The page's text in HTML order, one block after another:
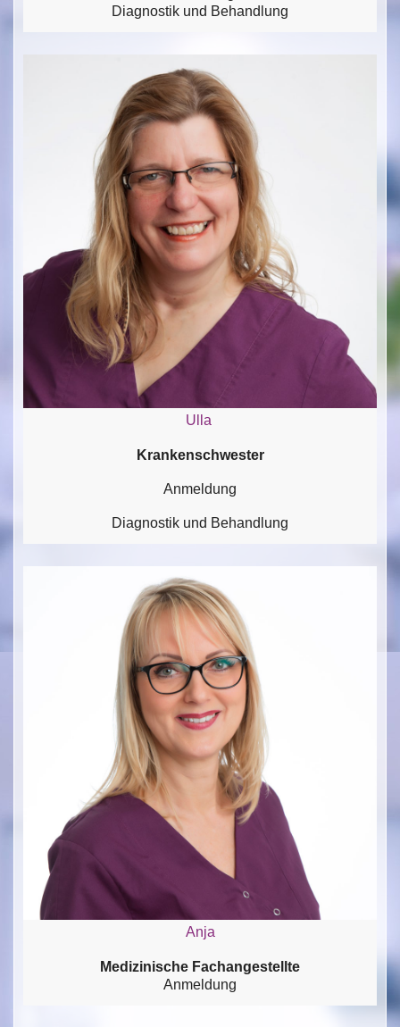
Diagnostik und Behandlung
Ulla
Krankenschwester
Anmeldung
Diagnostik und Behandlung
Anja
Medizinische Fachangestellte
Anmeldung